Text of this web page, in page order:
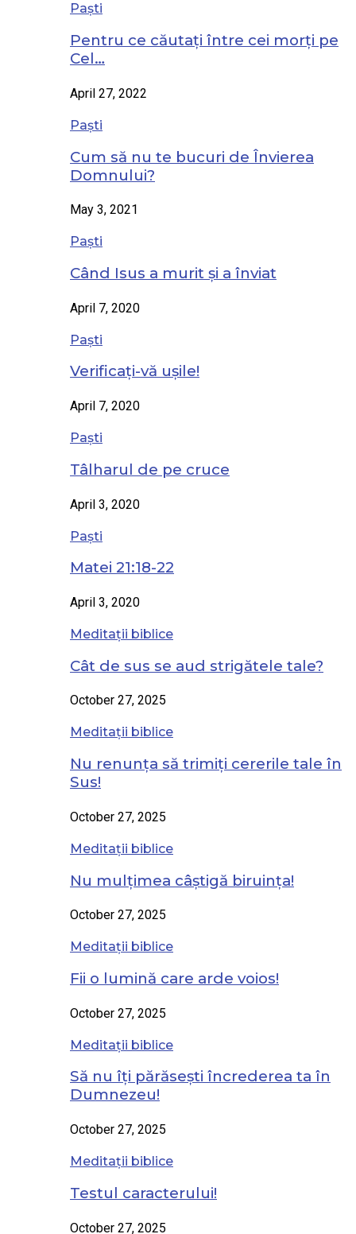
Paști
Pentru ce căutați între cei morți pe
Cel…
April 27, 2022
Paști
Cum să nu te bucuri de Învierea
Domnului?
May 3, 2021
Paști
Când Isus a murit și a înviat
April 7, 2020
Paști
Verificați-vă ușile!
April 7, 2020
Paști
Tâlharul de pe cruce
April 3, 2020
Paști
Matei 21:18-22
April 3, 2020
Meditații biblice
Cât de sus se aud strigătele tale?
October 27, 2025
Meditații biblice
Nu renunța să trimiți cererile tale în
Sus!
October 27, 2025
Meditații biblice
Nu mulțimea câștigă biruința!
October 27, 2025
Meditații biblice
Fii o lumină care arde voios!
October 27, 2025
Meditații biblice
Să nu îți părăsești încrederea ta în
Dumnezeu!
October 27, 2025
Meditații biblice
Testul caracterului!
October 27, 2025